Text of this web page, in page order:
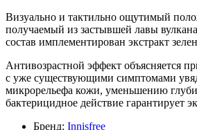
Визуально и тактильно ощутимый
получаемый из застывшей лавы
состав имплементирован экстракт
Антивозрастной эффект объясняется
с уже существующими симптомами
микрорельефа кожи, уменьшению
бактерицидное действие гарантирует
Бренд: Innisfree